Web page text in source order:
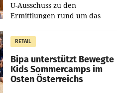
U-Ausschuss zu den
Ermittlungen rund um das
im Justizministerium, Christian
Pilnacek, auf sensible
RETAIL
Bipa unterstützt Bewegte
Kids Sommercamps im
Osten Österreichs